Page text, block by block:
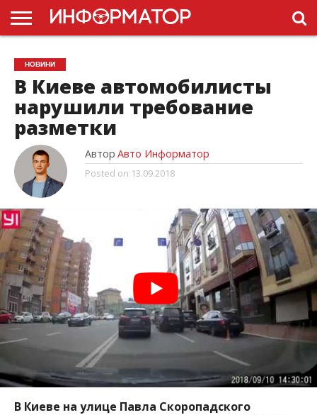
ГОЛОВНА
НОВИНИ
ПДР
УКРАЇНИ
РЕКЛАМА
ПРОЕКТЫ
НОВИНИ
В Киеве автомобилисты
нарушили требование
разметки
Автор Авто Информатор
Posted on 13.09.2018
В Киеве на улице Павла Скоропадского